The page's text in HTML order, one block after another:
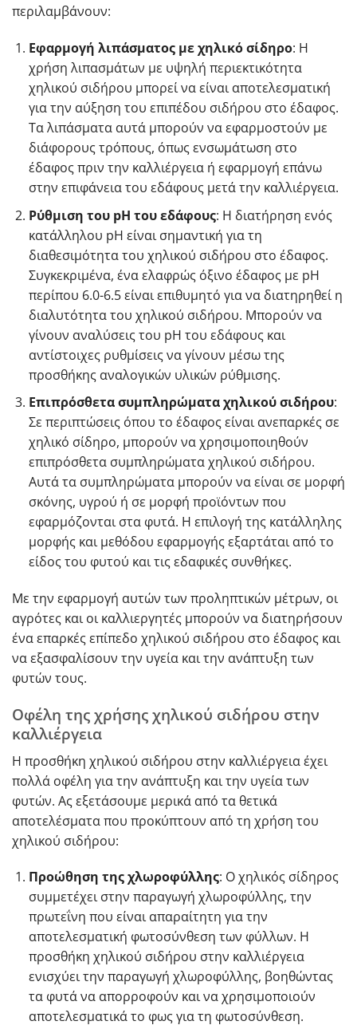
περιλαμβάνουν:
Εφαρμογή λιπάσματος με χηλικό σίδηρο: Η
χρήση λιπασμάτων με υψηλή περιεκτικότητα
χηλικού σιδήρου μπορεί να είναι αποτελεσματική
για την αύξηση του επιπέδου σιδήρου στο έδαφος.
Τα λιπάσματα αυτά μπορούν να εφαρμοστούν με
διάφορους τρόπους, όπως ενσωμάτωση στο
έδαφος πριν την καλλιέργεια ή εφαρμογή επάνω
στην επιφάνεια του εδάφους μετά την καλλιέργεια.
Ρύθμιση του pH του εδάφους: Η διατήρηση ενός
κατάλληλου pH είναι σημαντική για τη
διαθεσιμότητα του χηλικού σιδήρου στο έδαφος.
Συγκεκριμένα, ένα ελαφρώς όξινο έδαφος με pH
περίπου 6.0-6.5 είναι επιθυμητό για να διατηρηθεί η
διαλυτότητα του χηλικού σιδήρου. Μπορούν να
γίνουν αναλύσεις του pH του εδάφους και
αντίστοιχες ρυθμίσεις να γίνουν μέσω της
προσθήκης αναλογικών υλικών ρύθμισης.
Επιπρόσθετα συμπληρώματα χηλικού σιδήρου:
Σε περιπτώσεις όπου το έδαφος είναι ανεπαρκές σε
χηλικό σίδηρο, μπορούν να χρησιμοποιηθούν
επιπρόσθετα συμπληρώματα χηλικού σιδήρου.
Αυτά τα συμπληρώματα μπορούν να είναι σε μορφή
σκόνης, υγρού ή σε μορφή προϊόντων που
εφαρμόζονται στα φυτά. Η επιλογή της κατάλληλης
μορφής και μεθόδου εφαρμογής εξαρτάται από το
είδος του φυτού και τις εδαφικές συνθήκες.
Με την εφαρμογή αυτών των προληπτικών μέτρων, οι
αγρότες και οι καλλιεργητές μπορούν να διατηρήσουν
ένα επαρκές επίπεδο χηλικού σιδήρου στο έδαφος και
να εξασφαλίσουν την υγεία και την ανάπτυξη των
φυτών τους.
Οφέλη της χρήσης χηλικού σιδήρου στην
καλλιέργεια
Η προσθήκη χηλικού σιδήρου στην καλλιέργεια έχει
πολλά οφέλη για την ανάπτυξη και την υγεία των
φυτών. Ας εξετάσουμε μερικά από τα θετικά
αποτελέσματα που προκύπτουν από τη χρήση του
χηλικού σιδήρου:
Προώθηση της χλωροφύλλης: Ο χηλικός σίδηρος
συμμετέχει στην παραγωγή χλωροφύλλης, την
πρωτεΐνη που είναι απαραίτητη για την
αποτελεσματική φωτοσύνθεση των φύλλων. Η
προσθήκη χηλικού σιδήρου στην καλλιέργεια
ενισχύει την παραγωγή χλωροφύλλης, βοηθώντας
τα φυτά να απορροφούν και να χρησιμοποιούν
αποτελεσματικά το φως για τη φωτοσύνθεση.